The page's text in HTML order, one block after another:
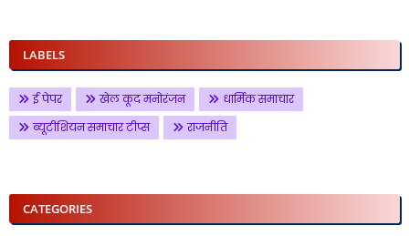
LABELS
ई पेपर खेल कूद मनोरंजन
धार्मिक समाचार
ब्यूटीशियन समाचार टीप्स
राजनीति
CATEGORIES